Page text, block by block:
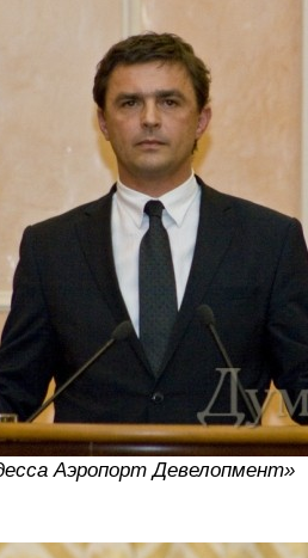
Аэропорт Девелопмент»